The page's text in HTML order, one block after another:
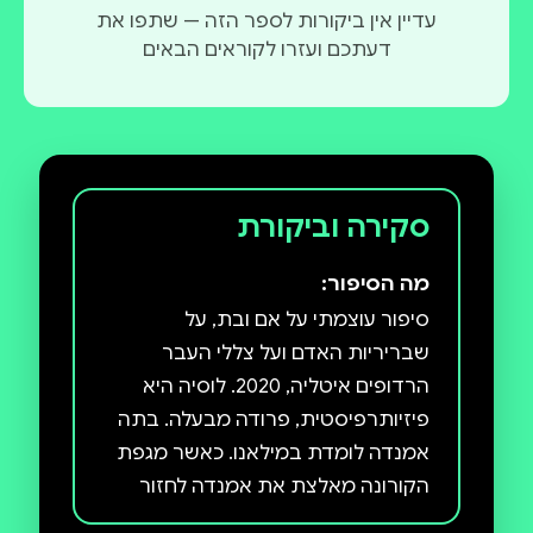
עדיין אין ביקורות לספר הזה — שתפו את
דעתכם ועזרו לקוראים הבאים
סקירה וביקורת
מה הסיפור:
סיפור עוצמתי על אם ובת, על
שבריריות האדם ועל צללי העבר
הרדופים איטליה, 2020. לוסיה היא
פיזיותרפיסטית, פרודה מבעלה. בתה
אמנדה לומדת במילאנו. כאשר מגפת
הקורונה מאלצת את אמנדה לחזור
לבית המשפחה ליד פֶּסקרה,